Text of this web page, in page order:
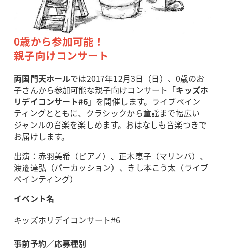
0歳から参加可能！
親子向けコンサート
両国門天ホールでは2017年12月3日（日）、0歳のお
子さんから参加可能な親子向けコンサート「キッズホ
リデイコンサート#6」を開催します。ライブペイン
ティングとともに、クラシックから童謡まで幅広い
ジャンルの音楽を楽しめます。おはなしも音楽つきで
お届けします。
出演：赤羽美希（ピアノ）、正木恵子（マリンバ）、
渡邉達弘（パーカッション）、きし本こう太（ライブ
ペインティング）
イベント名
キッズホリデイコンサート#6
事前予約／応募種別